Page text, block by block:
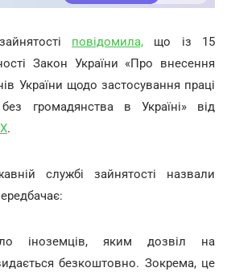
повідомила, що із 15
Закон України «Про внесення
України щодо застосування праці
громадянства в Україні» від
.
службі зайнятості назвали
іноземців, яким дозвіл на
безкоштовно. Зокрема, це